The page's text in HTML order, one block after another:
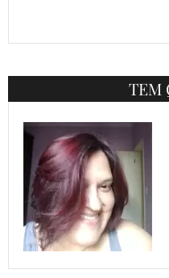
TEM